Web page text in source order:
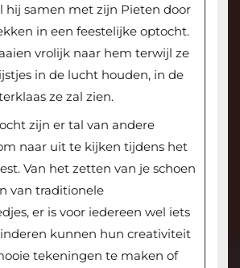
hij samen met zijn Pieten door
in een feestelijke optocht.
vrolijk naar hem terwijl ze
in de lucht houden, in de
ze zal zien.
zijn er tal van andere
naar uit te kijken tijdens het
Van het zetten van je schoen
van traditionele
er is voor iedereen wel iets
kunnen hun creativiteit
tekeningen te maken of